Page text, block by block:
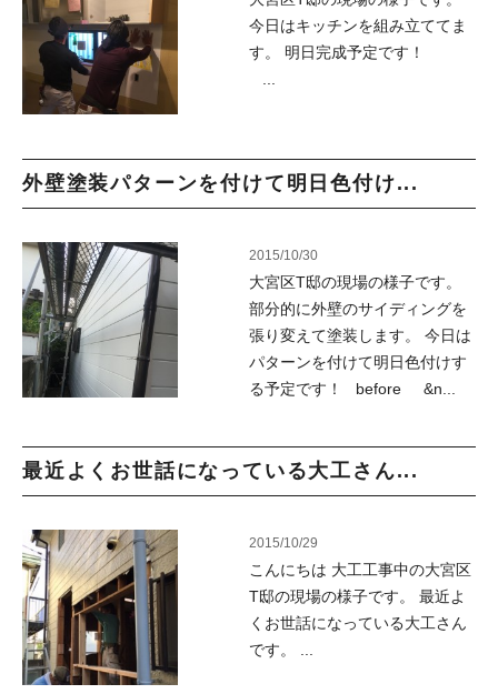
今日はキッチンを組み立ててま
す。 明日完成予定です！
外壁塗装パターンを付けて明日色付け...
2015/10/30
大宮区T邸の現場の様子です。
部分的に外壁のサイディングを
張り変えて塗装します。 今日は
パターンを付けて明日色付けす
る予定です！ before &n...
最近よくお世話になっている大工さん...
2015/10/29
こんにちは 大工工事中の大宮区
T邸の現場の様子です。 最近よ
くお世話になっている大工さん
です。 ...